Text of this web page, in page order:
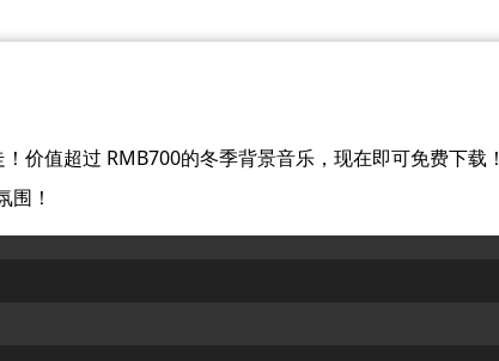
价值超过 RMB700的冬季背景音乐，现在即可免费下载！
围！